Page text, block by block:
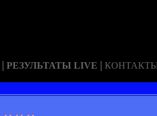
| РЕЗУЛЬТАТЫ LIVE |